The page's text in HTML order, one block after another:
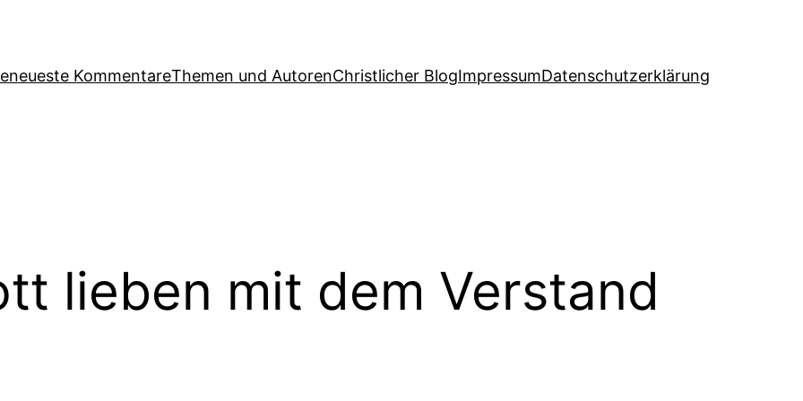
neueste KommentareThemen und AutorenChristlicher BlogImpressumDatenschutzerklärung
lieben mit dem Verstand